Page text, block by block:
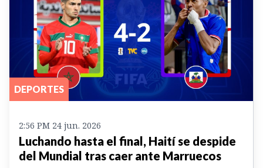
DEPORTES
2:56 PM 24 jun. 2026
Luchando hasta el final, Haití se despide
del Mundial tras caer ante Marruecos